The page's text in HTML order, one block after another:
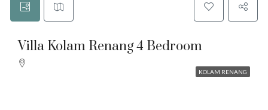
KOLAM RENANG
Villa Kolam Renang 4 Bedroom